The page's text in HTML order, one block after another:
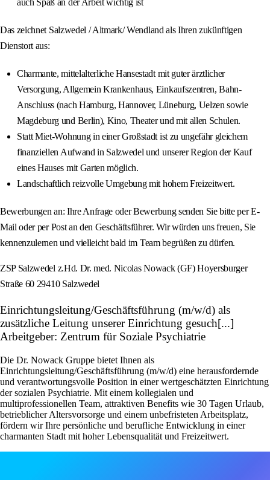
auch Spaß an der Arbeit wichtig ist
Das zeichnet Salzwedel / Altmark/ Wendland als Ihren zukünftigen
Dienstort aus:
Charmante, mittelalterliche Hansestadt mit guter ärztlicher
Versorgung, Allgemein Krankenhaus, Einkaufszentren, Bahn-
Anschluss (nach Hamburg, Hannover, Lüneburg, Uelzen sowie
Magdeburg und Berlin), Kino, Theater und mit allen Schulen.
Statt Miet-Wohnung in einer Großstadt ist zu ungefähr gleichem
finanziellen Aufwand in Salzwedel und unserer Region der Kauf
eines Hauses mit Garten möglich.
Landschaftlich reizvolle Umgebung mit hohem Freizeitwert.
Bewerbungen an: Ihre Anfrage oder Bewerbung senden Sie bitte per E-
Mail oder per Post an den Geschäftsführer. Wir würden uns freuen, Sie
kennenzulernen und vielleicht bald im Team begrüßen zu dürfen.
ZSP Salzwedel z.Hd. Dr. med. Nicolas Nowack (GF) Hoyersburger
Straße 60 29410 Salzwedel
Einrichtungsleitung/Geschäftsführung (m/w/d) als
zusätzliche Leitung unserer Einrichtung gesuch[...]
Arbeitgeber: Zentrum für Soziale Psychiatrie
Die Dr. Nowack Gruppe bietet Ihnen als
Einrichtungsleitung/Geschäftsführung (m/w/d) eine herausfordernde
und verantwortungsvolle Position in einer wertgeschätzten Einrichtung
der sozialen Psychiatrie. Mit einem kollegialen und
multiprofessionellen Team, attraktiven Benefits wie 30 Tagen Urlaub,
betrieblicher Altersvorsorge und einem unbefristeten Arbeitsplatz,
fördern wir Ihre persönliche und berufliche Entwicklung in einer
charmanten Stadt mit hoher Lebensqualität und Freizeitwert.